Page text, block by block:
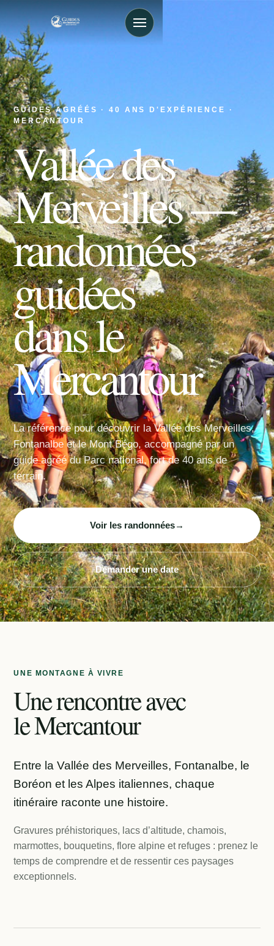
GUIDES AGRÉÉS · 40 ANS D'EXPÉRIENCE ·
MERCANTOUR
Vallée des
Merveilles —
randonnées
guidées
dans le
Mercantour
La référence pour découvrir la Vallée des Merveilles,
Fontanalbe et le Mont Bégo, accompagné par un
guide agréé du Parc national, fort de 40 ans de
terrain.
Voir les randonnées→
Demander une date
UNE MONTAGNE À VIVRE
Une rencontre avec
le Mercantour
Entre la Vallée des Merveilles, Fontanalbe, le
Boréon et les Alpes italiennes, chaque
itinéraire raconte une histoire.
Gravures préhistoriques, lacs d’altitude, chamois,
marmottes, bouquetins, flore alpine et refuges : prenez le
temps de comprendre et de ressentir ces paysages
exceptionnels.